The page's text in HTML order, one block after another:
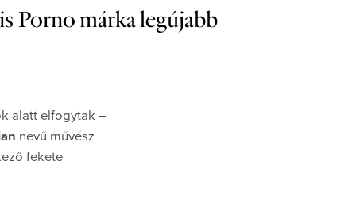
Porno márka legújabb
alatt elfogytak –
nevű művész
fekete